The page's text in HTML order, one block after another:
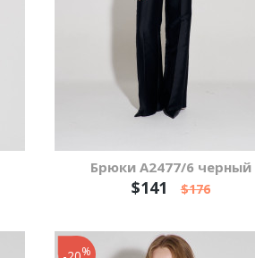
Брюки А2477/6 черный
$141 $176
%